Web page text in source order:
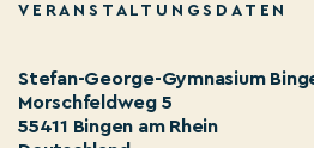
VERANSTALTUNGSDATEN
Stefan-George-Gymnasium
Morschfeldweg 5
55411 Bingen am Rhein